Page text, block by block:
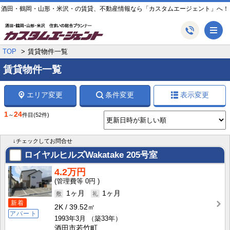
酒田・鶴岡・山形・米沢・の賃貸、不動産情報なら「カスタムエージェント」へ！
TOP 賃貸物件一覧
賃貸物件一覧
エリア変更 条件変更 表示変更
1～24件目 (52件)
↓チェックしてお問合せ
ロイヤルヒルズWakatake 205号室
新着
アパート
4.2万円
0円
1ヶ月
1ヶ月
2K
39.52㎡
1993年3月
（築33年）
酒田市若竹町